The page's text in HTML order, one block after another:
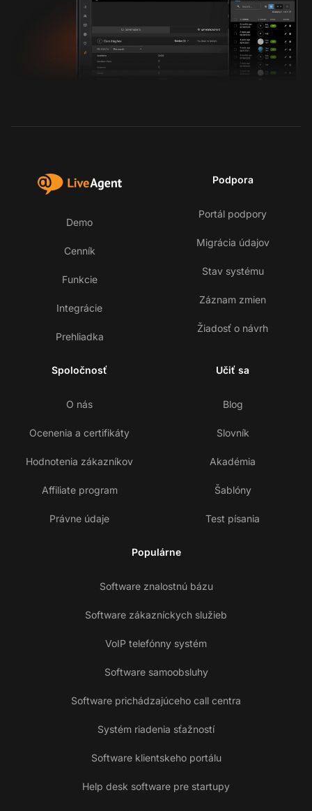
Demo
Cenník
Funkcie
Integrácie
Prehliadka
Podpora
Portál podpory
Migrácia údajov
Stav systému
Záznam zmien
Žiadosť o návrh
Spoločnosť
O nás
Ocenenia a certifikáty
Hodnotenia zákazníkov
Affiliate program
Právne údaje
Učiť sa
Blog
Slovník
Akadémia
Šablóny
Test písania
Populárne
Software znalostnú bázu
Software zákazníckych služieb
VoIP telefónny systém
Software samoobsluhy
Software prichádzajúceho call centra
Systém riadenia sťažností
Software klientskeho portálu
Help desk software pre startupy